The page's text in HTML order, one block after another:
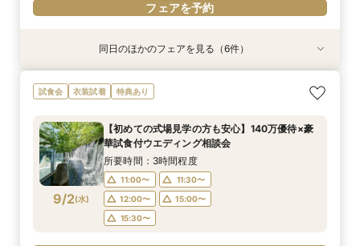
フェアを予約
特典あり
8/30(日)
【初めての式場見学の方も安心】豪華試食付きウ
エディング相談会
8:30〜
8:45〜
9:00〜
13:30〜
14:00〜
フェアを予約
衣装試着 特典あり
8/30(日)
《新チャペルOPEN記念◆8大特典≫木目×ナ
チュラルチャペル体験
8:30〜
8:45〜
9:00〜
13:30〜
14:00〜
フェアを予約
衣装試着 特典あり
8/30(日)
マイナビ限定【料理重視派必見】和牛フィレ肉×
懐石フレンチコース美食会
8:30〜
8:45〜
9:00〜
13:30〜
14:00〜
フェアを予約
特典あり
8/30(日)
【神前挙式をご検討の方へ】神殿「凛」見学＆和
フレンチ無料試食
8:30〜
8:45〜
9:00〜
13:30〜
14:00〜
フェアを予約
衣装試着 特典あり
8/30(日)
マイナビ限定【料理重視派必見】和牛フィレ肉×
懐石フレンチコース美食会
8:30〜
8:45〜
9:00〜
13:30〜
14:00〜
フェアを予約
衣装試着 特典あり
8/30(日)
【少人数プラン相談会】専用の貸切別邸OPEN&
贅沢無料試食
8:30〜
8:45〜
9:00〜
13:30〜
14:00〜
フェアを予約
同日のほかのフェアを見る（6件）
試食会 衣装試着 特典あり
9/2(水)
【初めての式場見学の方も安心】140万優待×豪
華試食付ウエディング相談会
所要時間：3時間程度
11:00〜
11:30〜
12:00〜
15:00〜
15:30〜